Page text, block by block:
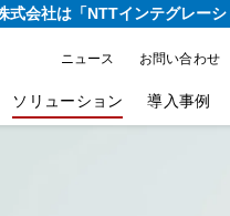
式会社は「NTTインテグレー
ニュース お問い合わせ
ソリューション 導入事例